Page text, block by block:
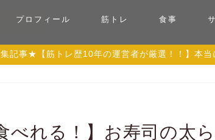
プロフィール 筋トレ 食事
記事★【筋トレ歴10年の運営者が厳選！！】本当
べれる！】お寿司の太